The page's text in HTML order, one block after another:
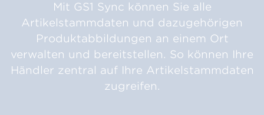
Mit GS1 Sync können Sie alle
Artikelstammdaten und dazugehörigen
Produktabbildungen an einem Ort
verwalten und bereitstellen. So können Ihre
Händler zentral auf Ihre Artikelstammdaten
zugreifen.